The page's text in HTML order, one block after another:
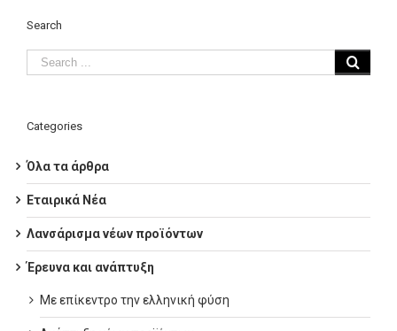
Search
Categories
Όλα τα άρθρα
Εταιρικά Νέα
Λανσάρισμα νέων προϊόντων
Έρευνα και ανάπτυξη
Με επίκεντρο την ελληνική φύση